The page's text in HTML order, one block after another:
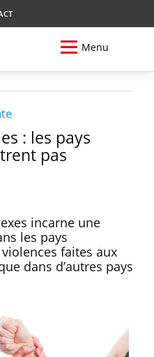
Menu
: les pays
pas
incarne une
les pays
faites aux
dans d’autres pays